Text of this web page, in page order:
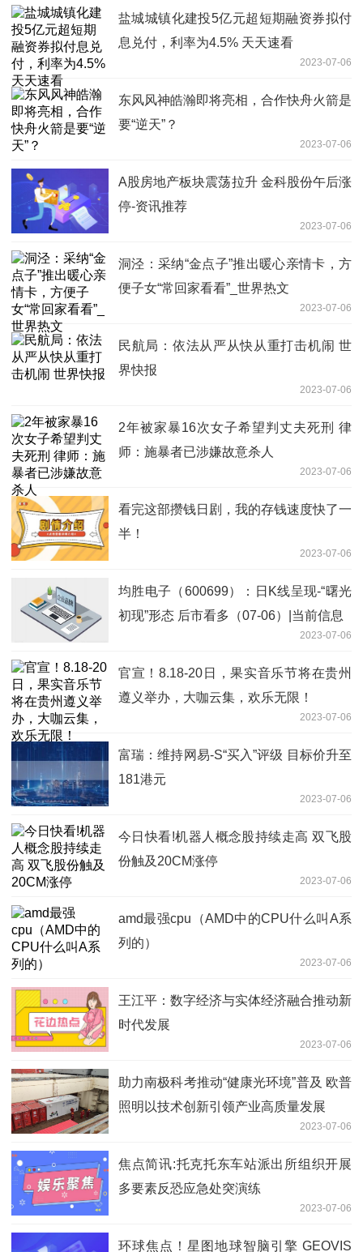
盐城城镇化建投5亿元超短期融资券拟付
息兑付，利率为4.5% 天天速看
2023-07-06
东风风神皓瀚即将亮相，合作快舟火箭是
要“逆天”？
2023-07-06
A股房地产板块震荡拉升 金科股份午后涨
停-资讯推荐
2023-07-06
洞泾：采纳“金点子”推出暖心亲情卡，方
便子女“常回家看看”_世界热文
2023-07-06
民航局：依法从严从快从重打击机闹 世
界快报
2023-07-06
2年被家暴16次女子希望判丈夫死刑 律
师：施暴者已涉嫌故意杀人
2023-07-06
看完这部攒钱日剧，我的存钱速度快了一
半！
2023-07-06
均胜电子（600699）：日K线呈现-“曙光
初现”形态 后市看多（07-06）|当前信息
2023-07-06
官宣！8.18-20日，果实音乐节将在贵州
遵义举办，大咖云集，欢乐无限！
2023-07-06
富瑞：维持网易-S“买入”评级 目标价升至
181港元
2023-07-06
今日快看!机器人概念股持续走高 双飞股
份触及20CM涨停
2023-07-06
amd最强cpu（AMD中的CPU什么叫A系
列的）
2023-07-06
王江平：数字经济与实体经济融合推动新
时代发展
2023-07-06
助力南极科考推动“健康光环境”普及 欧普
照明以技术创新引领产业高质量发展
2023-07-06
焦点简讯:托克托东车站派出所组织开展
多要素反恐应急处突演练
2023-07-06
环球焦点！星图地球智脑引擎 GEOVIS